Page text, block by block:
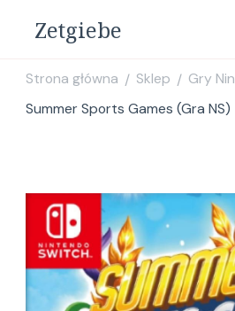
Zetgiebe
Strona główna / Sklep / Gry
Summer Sports Games (Gra NS)